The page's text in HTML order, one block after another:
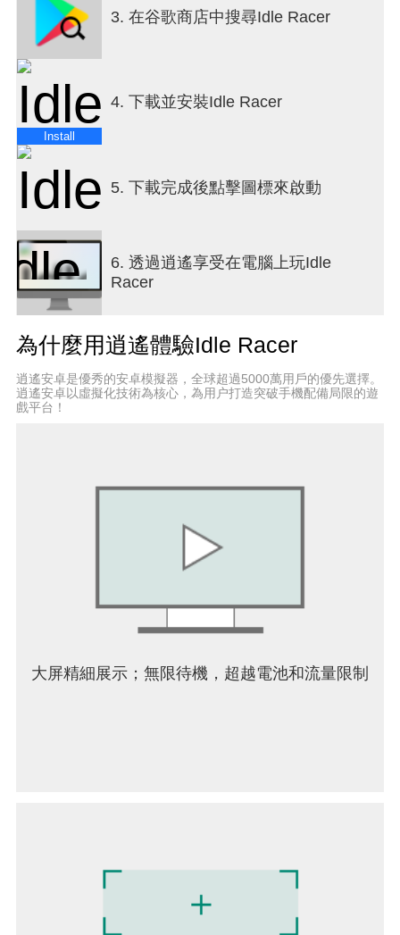
3. 在谷歌商店中搜尋Idle Racer
Install
4. 下載並安裝Idle Racer
5. 下載完成後點擊圖標來啟動
6. 透過逍遙享受在電腦上玩Idle
Racer
為什麼用逍遙體驗Idle Racer
逍遙安卓是優秀的安卓模擬器，全球超過5000萬用戶的優先選擇。
逍遙安卓以虛擬化技術為核心，為用户打造突破手機配備局限的遊
戲平台！
大屏精細展示；無限待機，超越電池和流量限制